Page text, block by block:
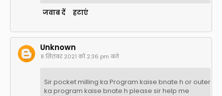
जवाब दें हटाएं
Unknown
8 सितंबर 2021 को 2:36 pm बजे
Sir pocket milling ka Program kaise bnate h or outer
ka program kaise bnate h please sir help me